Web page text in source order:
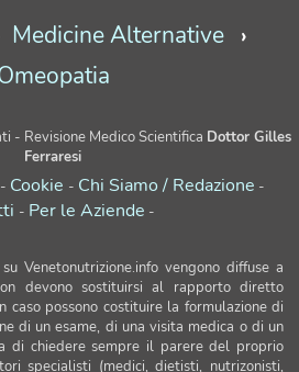
Medicine Alternative
Revisione Medico Scientifica Dottor Gilles
Ferraresi
- Cookie - Chi Siamo / Redazione -
- Per le Aziende -
Venetonutrizione.info vengono diffuse a
devono sostituirsi al rapporto diretto
caso possono costituire la formulazione di
di un esame, di una visita medica o di un
di chiedere sempre il parere del proprio
specialisti (medici, dietisti, nutrizonisti,